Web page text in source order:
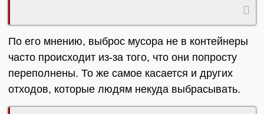
По его мнению, выброс мусора не в контейнеры
часто происходит из-за того, что они попросту
переполнены. То же самое касается и других
отходов, которые людям некуда выбрасывать.